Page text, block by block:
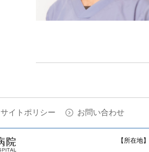
サイトポリシー お問い合わせ
【所在地】